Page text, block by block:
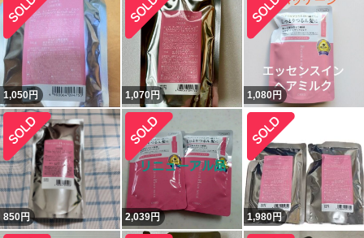
1,050円 1,070円 1,080円
850円 2,039円 1,980円